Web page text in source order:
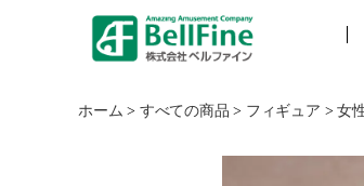
フ
ホーム > すべての商品 > フィギュア >女